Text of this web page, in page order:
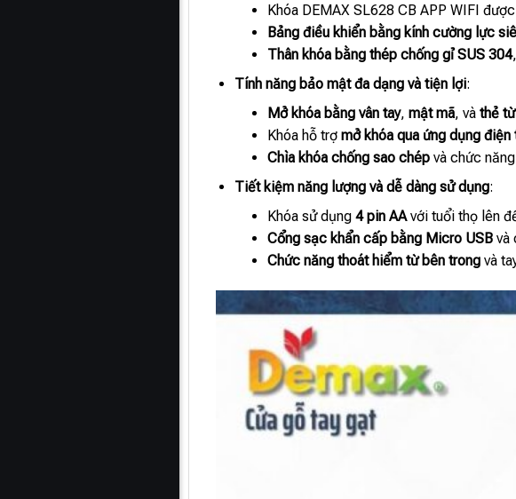
Khóa DEMAX SL628 CB APP WIFI
Bảng điều khiển bằng kính cường lực
Thân khóa bằng thép chống gỉ SUS 304
Tính năng bảo mật đa dạng và tiện lợi:
Mở khóa bằng vân tay, mật mã, và thẻ từ
Khóa hỗ trợ mở khóa qua ứng dụng điện
Chìa khóa chống sao chépvà chức năng
Tiết kiệm năng lượng và dễ dàng sử dụng:
Khóa sử dụng 4 pin AAvới tuổi thọ lên
Cổng sạc khẩn cấp bằng Micro USBvà
Chức năng thoát hiểm từ bên trongvà